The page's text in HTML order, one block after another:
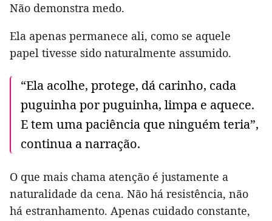
Não demonstra medo.
Ela apenas permanece ali, como se aquele
papel tivesse sido naturalmente assumido.
“Ela acolhe, protege, dá carinho, cada
puguinha por puguinha, limpa e aquece.
E tem uma paciência que ninguém teria”,
continua a narração.
O que mais chama atenção é justamente a
naturalidade da cena. Não há resistência, não
há estranhamento. Apenas cuidado constante,